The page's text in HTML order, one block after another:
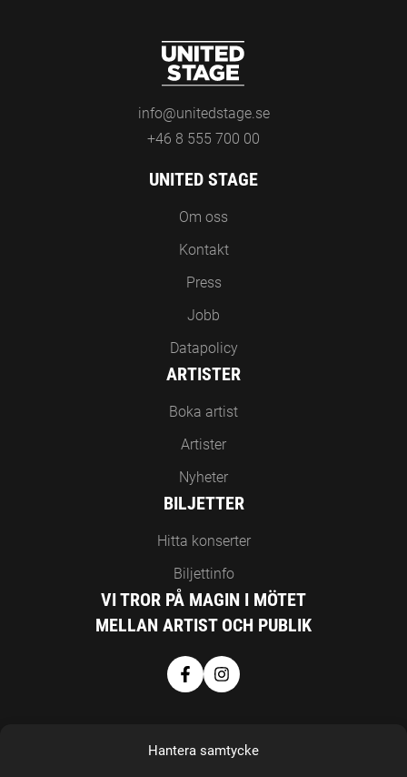
Hantera samtycke
info@unitedstage.se
+46 8 555 700 00
UNITED STAGE
Om oss
Kontakt
Press
Jobb
Datapolicy
ARTISTER
Boka artist
Artister
Nyheter
BILJETTER
Hitta konserter
Biljettinfo
VI TROR PÅ MAGIN I MÖTET
MELLAN ARTIST OCH PUBLIK